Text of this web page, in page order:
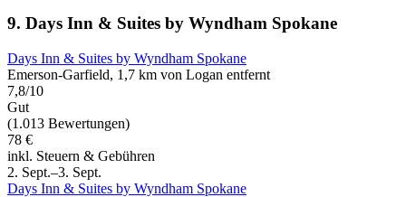
9. Days Inn & Suites by Wyndham Spokane
Days Inn & Suites by Wyndham Spokane
Emerson-Garfield, 1,7 km von Logan entfernt
7,8/10
Gut
(1.013 Bewertungen)
78 €
inkl. Steuern & Gebühren
2. Sept.–3. Sept.
Days Inn & Suites by Wyndham Spokane